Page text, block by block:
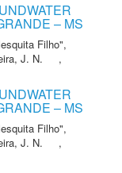
– MS
Filho",
J. N.
,
– MS
Filho",
J. N.
,